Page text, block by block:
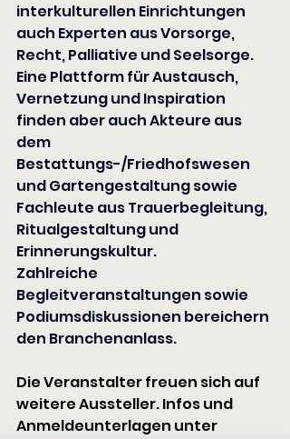
interkulturellen Einrichtungen
auch Experten aus Vorsorge,
Recht, Palliative und Seelsorge.
Eine Plattform für Austausch,
Vernetzung und Inspiration
finden aber auch Akteure aus
dem
Bestattungs-/Friedhofswesen
und Gartengestaltung sowie
Fachleute aus Trauerbegleitung,
Ritualgestaltung und
Erinnerungskultur.
Zahlreiche
Begleitveranstaltungen sowie
Podiumsdiskussionen bereichern
den Branchenanlass.
Die Veranstalter freuen sich auf
weitere Aussteller. Infos und
Anmeldeunterlagen unter